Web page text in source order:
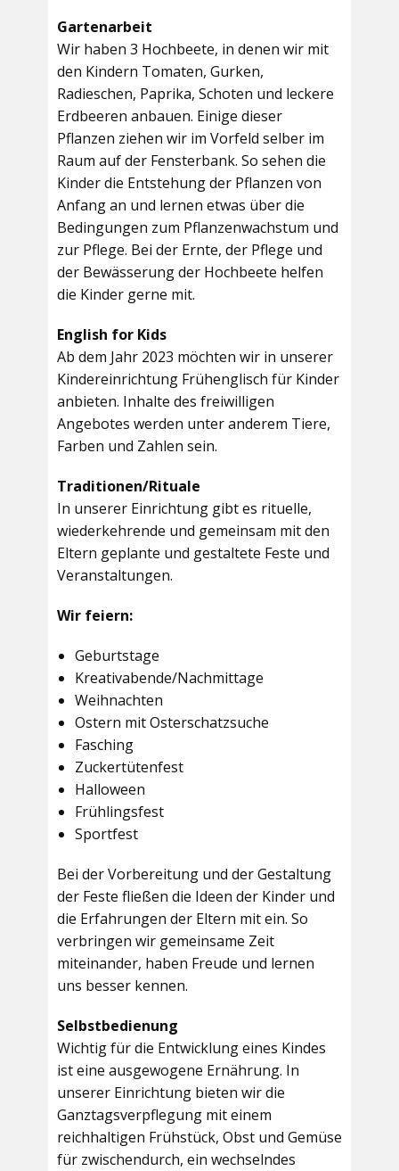
Gartenarbeit
Wir haben 3 Hochbeete, in denen wir mit
den Kindern Tomaten, Gurken,
Radieschen, Paprika, Schoten und leckere
Erdbeeren anbauen. Einige dieser
Pflanzen ziehen wir im Vorfeld selber im
Raum auf der Fensterbank. So sehen die
Kinder die Entstehung der Pflanzen von
Anfang an und lernen etwas über die
Bedingungen zum Pflanzenwachstum und
zur Pflege. Bei der Ernte, der Pflege und
der Bewässerung der Hochbeete helfen
die Kinder gerne mit.
English for Kids
Ab dem Jahr 2023 möchten wir in unserer
Kindereinrichtung Frühenglisch für Kinder
anbieten. Inhalte des freiwilligen
Angebotes werden unter anderem Tiere,
Farben und Zahlen sein.
Traditionen/Rituale
In unserer Einrichtung gibt es rituelle,
wiederkehrende und gemeinsam mit den
Eltern geplante und gestaltete Feste und
Veranstaltungen.
Wir feiern:
Geburtstage
Kreativabende/Nachmittage
Weihnachten
Ostern mit Osterschatzsuche
Fasching
Zuckertütenfest
Halloween
Frühlingsfest
Sportfest
Bei der Vorbereitung und der Gestaltung
der Feste fließen die Ideen der Kinder und
die Erfahrungen der Eltern mit ein. So
verbringen wir gemeinsame Zeit
miteinander, haben Freude und lernen
uns besser kennen.
Selbstbedienung
Wichtig für die Entwicklung eines Kindes
ist eine ausgewogene Ernährung. In
unserer Einrichtung bieten wir die
Ganztagsverpflegung mit einem
reichhaltigen Frühstück, Obst und Gemüse
für zwischendurch, ein wechselndes